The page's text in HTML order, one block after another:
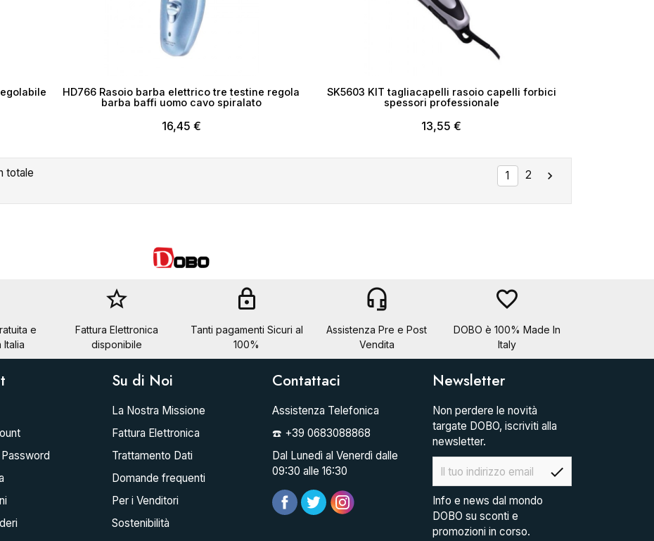
HD766 Rasoio barba elettrico tre testine regola
barba baffi uomo cavo spiralato
16,45 €
SK5603 KIT tagliacapelli rasoio capelli forbici
spessori professionale
13,55 €
totale
1 2 
e
Italia
star_border
Fattura Elettronica
disponibile
lock
Tanti pagamenti Sicuri al
100%
headset_mic
Assistenza Pre e Post
Vendita
favorite_border
DOBO è 100% Made In
Italy
Su di Noi
La Nostra Missione
Fattura Elettronica
Trattamento Dati
Domande frequenti
Per i Venditori
Sostenibilità
Contattaci
Assistenza Telefonica
☎️ +39 0683088868
Dal Lunedì al Venerdì dalle
09:30 alle 16:30
Newsletter
Non perdere le novità
targate DOBO, iscriviti alla
newsletter.
check
Info e news dal mondo
DOBO su sconti e
promozioni in corso.